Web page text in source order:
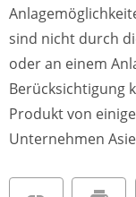
sind nicht durch
oder an einem
Berücksichtigung
Produkt von
Unternehmen